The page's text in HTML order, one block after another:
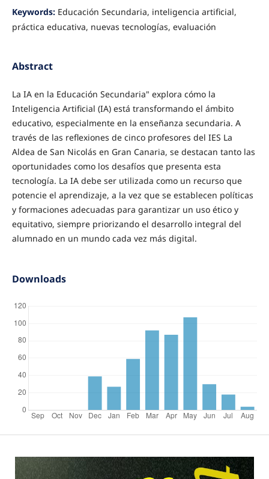
Keywords: Educación Secundaria, inteligencia artificial,
práctica educativa, nuevas tecnologías, evaluación
Abstract
La IA en la Educación Secundaria" explora cómo la
Inteligencia Artificial (IA) está transformando el ámbito
educativo, especialmente en la enseñanza secundaria. A
través de las reflexiones de cinco profesores del IES La
Aldea de San Nicolás en Gran Canaria, se destacan tanto las
oportunidades como los desafíos que presenta esta
tecnología. La IA debe ser utilizada como un recurso que
potencie el aprendizaje, a la vez que se establecen políticas
y formaciones adecuadas para garantizar un uso ético y
equitativo, siempre priorizando el desarrollo integral del
alumnado en un mundo cada vez más digital.
Downloads